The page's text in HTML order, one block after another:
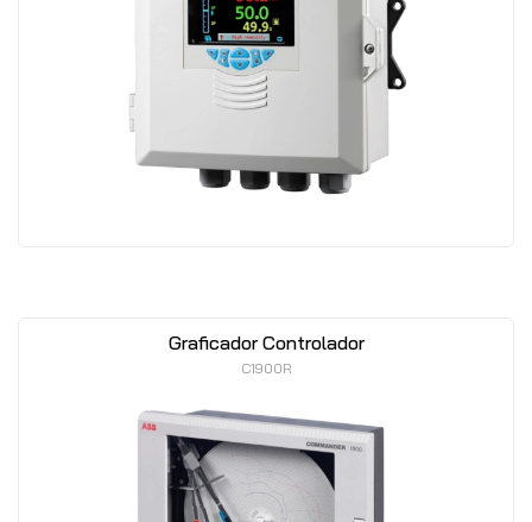
Graficador Controlador
C1900R